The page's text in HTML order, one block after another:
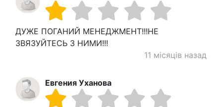
ДУЖЕ ПОГАНИЙ МЕНЕДЖМЕНТ!!!НЕ
ЗВЯЗУЙТЕСЬ З НИМИ!!!
11 місяців назад
Евгения Уханова